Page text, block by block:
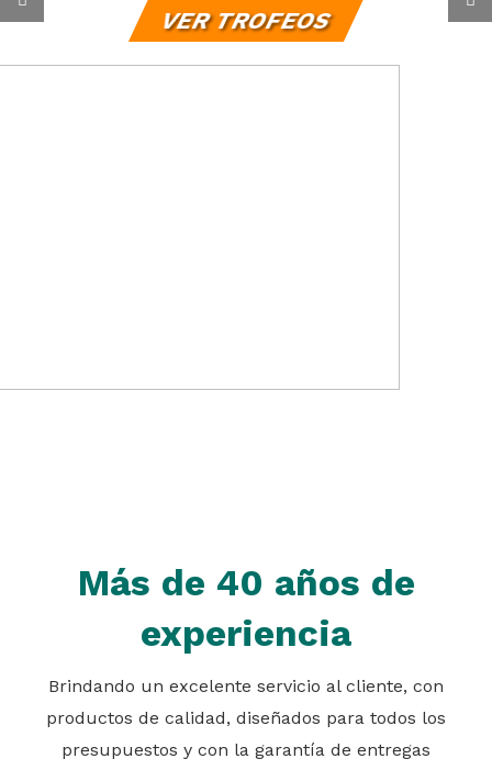
VER TROFEOS
Más de 40 años de
experiencia
Brindando un excelente servicio al cliente, con
productos de calidad, diseñados para todos los
presupuestos y con la garantía de entregas